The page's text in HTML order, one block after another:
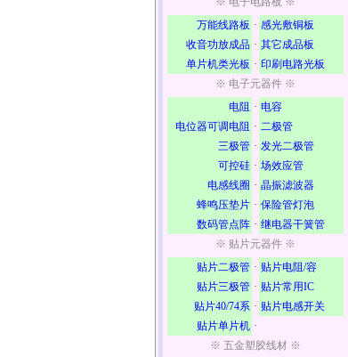
万能线路板 · 感光敷铜板
收音功放成品 · 其它成品板
单片机类光板 · 印刷电路光板
※ 电子元器件 ※
电阻 · 电容
电位器可调电阻 · 二极管
三极管 · 发光二极管
可控硅 · 场效应管
电感线圈 · 晶振滤波器
蜂鸣压垫片 · 保险管灯泡
数码管点阵 · 继电器干簧管
※ 贴片元器件 ※
贴片二极管 · 贴片电阻/容
贴片三极管 · 贴片常用IC
贴片40/74系 · 贴片电感开关
贴片单片机 ·
※ 五金塑胶线材 ※